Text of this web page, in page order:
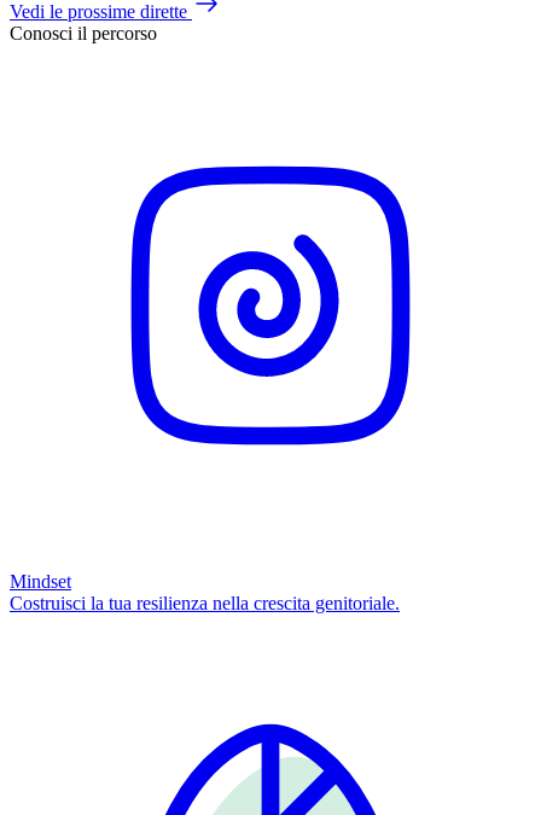
Vedi le prossime dirette
Conosci il percorso
Mindset
Costruisci la tua resilienza nella crescita genitoriale.